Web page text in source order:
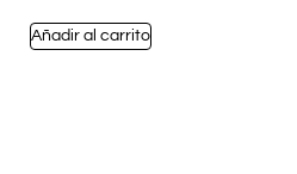
Añadir al carrito